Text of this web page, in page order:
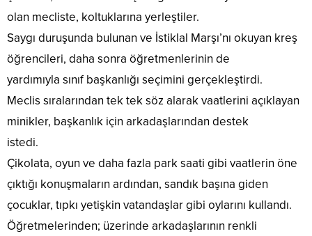
olan mecliste, koltuklarına yerleştiler.
Saygı duruşunda bulunan ve İstiklal Marşı’nı okuyan kreş
öğrencileri, daha sonra öğretmenlerinin de
yardımıyla sınıf başkanlığı seçimini gerçekleştirdi.
Meclis sıralarından tek tek söz alarak vaatlerini açıklayan
minikler, başkanlık için arkadaşlarından destek
istedi.
Çikolata, oyun ve daha fazla park saati gibi vaatlerin öne
çıktığı konuşmaların ardından, sandık başına giden
çocuklar, tıpkı yetişkin vatandaşlar gibi oylarını kullandı.
Öğretmelerinden; üzerinde arkadaşlarının renkli